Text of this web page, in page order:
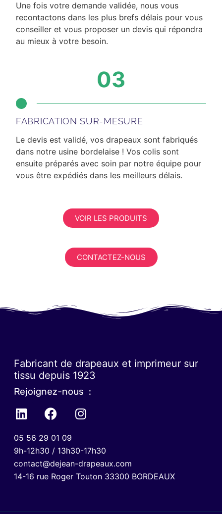
Une fois votre demande validée, nous vous
recontactons dans les plus brefs délais pour vous
conseiller et vous proposer un devis qui répondra
au mieux à votre besoin.
03
FABRICATION SUR-MESURE
Le devis est validé, vos drapeaux sont fabriqués
dans notre usine bordelaise ! Vos colis sont
ensuite préparés avec soin par notre équipe pour
vous être expédiés dans les meilleurs délais.
VOIR LES PRODUITS
CONTACTEZ-NOUS
Fabricant de drapeaux et imprimeur sur
tissu depuis 1923
Rejoignez-nous :
05 56 29 01 09
9h-12h30 / 13h30-17h30
contact@dejean-drapeaux.com
14-16 rue Roger Touton 33300 BORDEAUX